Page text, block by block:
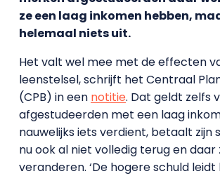
ze een laag inkomen hebben,
helemaal niets uit.
Het valt wel mee met de effecten
leenstelsel, schrijft het Centraal
(CPB) in een notitie. Dat geldt zelfs
afgestudeerden met een laag
nauwelijks iets verdient, betaalt zijn
nu ook al niet volledig terug en daar
veranderen. ‘De hogere schuld leidt